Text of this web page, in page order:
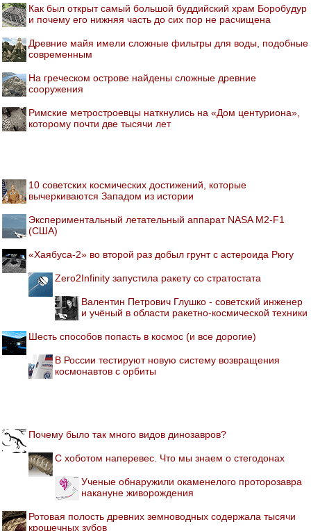
Как был открыт самый большой буддийский храм Боробудур
и почему его нижняя часть до сих пор не расчищена
Древние майя имели сложные фильтры для воды, подобные
современным
На греческом острове найдены сложные древние
сооружения
Римские метростроевцы наткнулись на «Дом центуриона»,
которому почти две тысячи лет
10 советских космических достижений, которые
вычеркиваются Западом из истории
Экспериментальный летательный аппарат NASA M2-F1
(США)
«Хаябуса-2» во второй раз добыл грунт с астероида Рюгу
Zero2Infinity запустила ракету со стратостата
Валентин Петрович Глушко - советский инженер
и учёный в области ракетно-космической техники
Шесть способов попасть в космос (и все дорогие)
В России тестируют новую систему возвращения
космонавтов с орбиты
Почему было так много видов динозавров?
С хоботом наперевес. Что мы знаем о стегодонах
Ученые обнаружили окаменелого проторозавра
накануне живорождения
Ротовая полость древних земноводных содержала тысячи
крошечных зубов